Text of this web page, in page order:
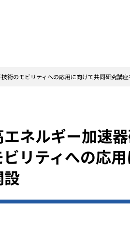
術のモビリティへの応用に向けて共同研究講
ネルギー加速
リティへの応
設